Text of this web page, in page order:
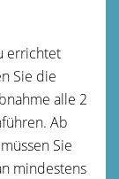
errichtet
Sie die
alle 2
Ab
Sie
mindestens